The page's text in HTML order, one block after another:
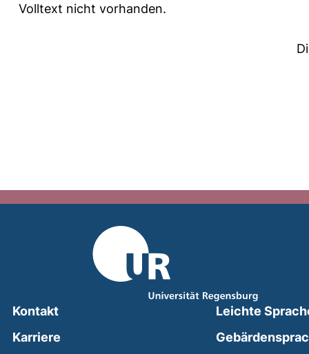
Volltext nicht vorhanden.
Kontakt
Karriere
Leichte